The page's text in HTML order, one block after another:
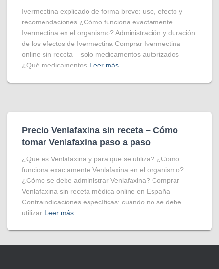
Ivermectina explicado de forma breve: uso, efecto y
recomendaciones ¿Cómo funciona exactamente
Ivermectina en el organismo? Administración y duración
de los efectos de Ivermectina Comprar Ivermectina
online sin receta – solo medicamentos autorizados
¿Qué medicamentos Leer más
Precio Venlafaxina sin receta – Cómo
tomar Venlafaxina paso a paso
¿Qué es Venlafaxina y para qué se utiliza? ¿Cómo
funciona exactamente Venlafaxina en el organismo?
¿Cómo se debe administrar Venlafaxina? Comprar
Venlafaxina sin receta médica online en España
Contraindicaciones específicas: cuándo no se debe
utilizar Leer más